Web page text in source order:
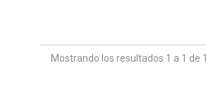
Mostrando los resultados 1 a 1 de 1